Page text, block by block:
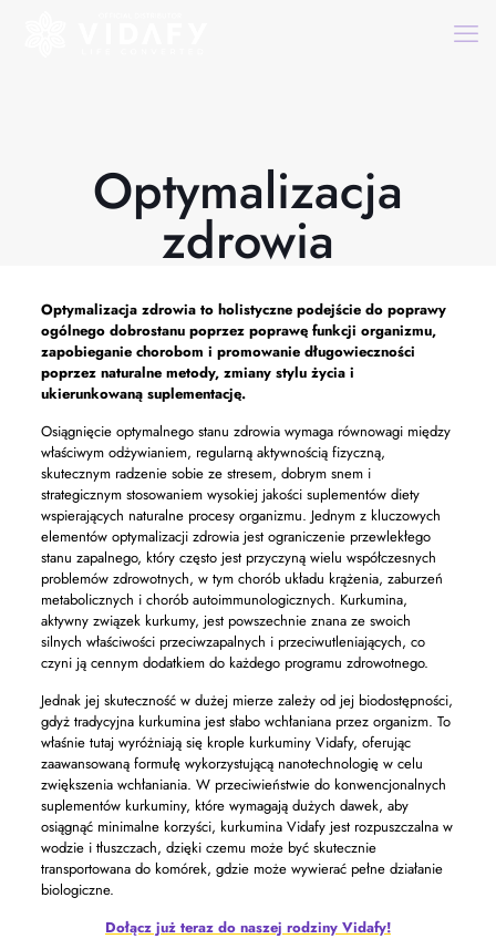
Optymalizacja
zdrowia
Optymalizacja zdrowiato holistyczne podejście do poprawy
ogólnego dobrostanu poprzez poprawę funkcji organizmu,
zapobieganie chorobom i promowanie długowieczności
poprzez naturalne metody, zmiany stylu życia i
ukierunkowaną suplementację.
Osiągnięcie optymalnego stanu zdrowia wymaga równowagi między
właściwym odżywianiem, regularną aktywnością fizyczną,
skutecznym radzenie sobie ze stresem, dobrym snem i
strategicznym stosowaniem wysokiej jakości suplementów diety
wspierających naturalne procesy organizmu. Jednym z kluczowych
elementów optymalizacji zdrowia jest ograniczenie przewlekłego
stanu zapalnego, który często jest przyczyną wielu współczesnych
problemów zdrowotnych, w tym chorób układu krążenia, zaburzeń
metabolicznych i chorób autoimmunologicznych. Kurkumina,
aktywny związek kurkumy, jest powszechnie znana ze swoich
silnych właściwości przeciwzapalnych i przeciwutleniających, co
czyni ją cennym dodatkiem do każdego programu zdrowotnego.
Jednak jej skuteczność w dużej mierze zależy od jej biodostępności,
gdyż tradycyjna kurkumina jest słabo wchłaniana przez organizm. To
właśnie tutaj wyróżniają się krople kurkuminy Vidafy, oferując
zaawansowaną formułę wykorzystującą nanotechnologię w celu
zwiększenia wchłaniania. W przeciwieństwie do konwencjonalnych
suplementów kurkuminy, które wymagają dużych dawek, aby
osiągnąć minimalne korzyści, kurkumina Vidafy jest rozpuszczalna w
wodzie i tłuszczach, dzięki czemu może być skutecznie
transportowana do komórek, gdzie może wywierać pełne działanie
biologiczne.
Dołącz już teraz do naszej rodziny Vidafy!